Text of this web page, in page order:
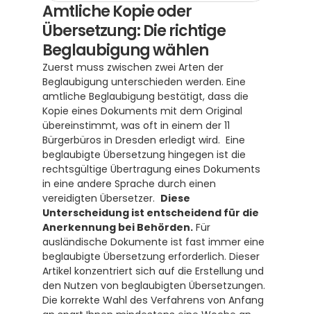
Amtliche Kopie oder
Übersetzung: Die richtige
Beglaubigung wählen
Zuerst muss zwischen zwei Arten der
Beglaubigung unterschieden werden. Eine
amtliche Beglaubigung bestätigt, dass die
Kopie eines Dokuments mit dem Original
übereinstimmt, was oft in einem der 11
Bürgerbüros in Dresden erledigt wird.  Eine
beglaubigte Übersetzung hingegen ist die
rechtsgültige Übertragung eines Dokuments
in eine andere Sprache durch einen
vereidigten Übersetzer. Diese
Unterscheidung ist entscheidend für die
Anerkennung bei Behörden. Für
ausländische Dokumente ist fast immer eine
beglaubigte Übersetzung erforderlich. Dieser
Artikel konzentriert sich auf die Erstellung und
den Nutzen von beglaubigten Übersetzungen.
Die korrekte Wahl des Verfahrens von Anfang